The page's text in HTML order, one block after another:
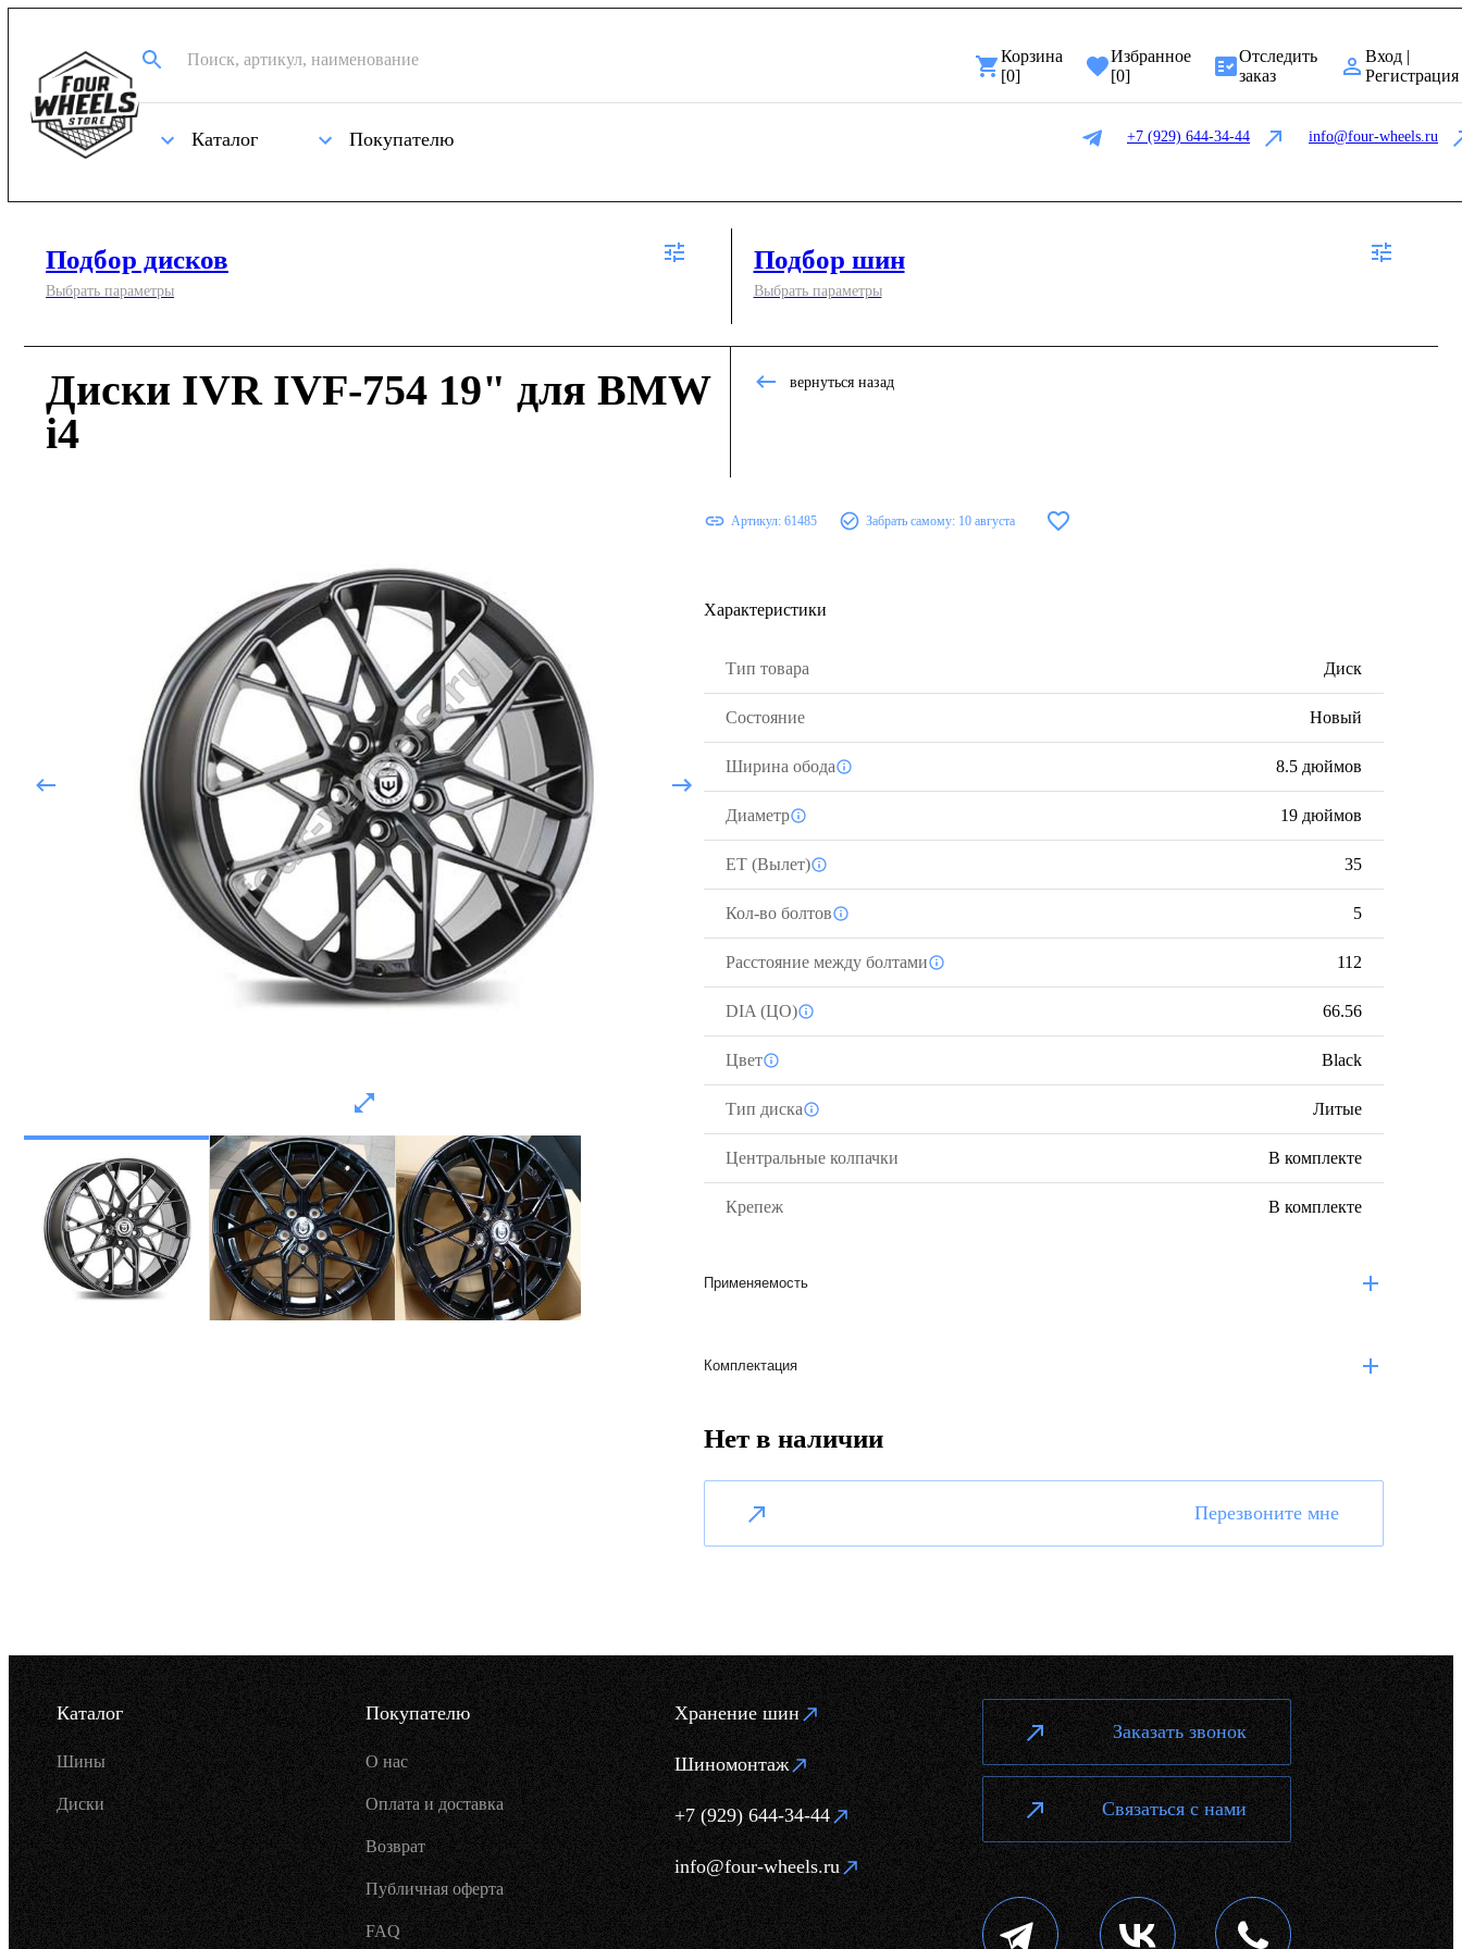
Корзина
[0]
Избранное
[0]
Отследить
заказ
Вход |
Регистрация
Каталог Покупателю +7 (929) 644-34-44 info@four-wheels.ru
Подбор дисков
Выбрать параметры
Подбор шин
Выбрать параметры
Диски IVR IVF-754 19" для BMW
i4
вернуться назад
Артикул: 61485 Забрать самому: 10 августа
Характеристики
Тип товара Диск
Состояние Новый
Ширина обода 8.5 дюймов
Диаметр 19 дюймов
ЕТ (Вылет) 35
Кол-во болтов 5
Расстояние между болтами 112
DIA (ЦО) 66.56
Цвет Black
Тип диска Литые
Центральные колпачки В комплекте
Крепеж В комплекте
Применяемость
Комплектация
Нет в наличии
Перезвоните мне
Каталог
Шины
Диски
Покупателю
О нас
Оплата и доставка
Возврат
Публичная оферта
FAQ
Хранение шин
Шиномонтаж
+7 (929) 644-34-44
info@four-wheels.ru
Заказать звонок
Связаться с нами